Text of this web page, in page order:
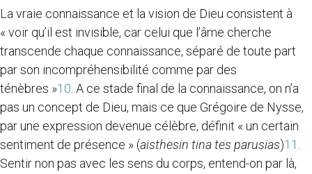
La vraie connaissance et la vision de Dieu consistent à
« voir qu’il est invisible, car celui que l’âme cherche
transcende chaque connaissance, séparé de toute part
par son incompréhensibilité comme par des
ténèbres »10 . A ce stade final de la connaissance, on n’a
pas un concept de Dieu, mais ce que Grégoire de Nysse,
par une expression devenue célèbre, définit « un certain
sentiment de présence » (aisthesin tina tes parusias)11
Sentir non pas avec les sens du corps, entend-on par là,